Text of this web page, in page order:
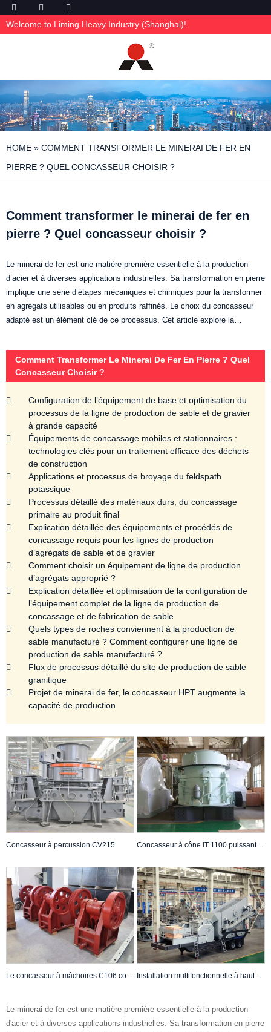
Welcome to Liming Heavy Industry (Shanghai)!
HOME » COMMENT TRANSFORMER LE MINERAI DE FER EN
PIERRE ? QUEL CONCASSEUR CHOISIR ?
Comment transformer le minerai de fer en
pierre ? Quel concasseur choisir ?
Le minerai de fer est une matière première essentielle à la production
d’acier et à diverses applications industrielles. Sa transformation en pierre
implique une série d’étapes mécaniques et chimiques pour la transformer
en agrégats utilisables ou en produits raffinés. Le choix du concasseur
adapté est un élément clé de ce processus. Cet article explore la…
Comment Transformer Le Minerai De Fer En Pierre ? Quel
Concasseur Choisir ?
Configuration de l’équipement de base et optimisation du
processus de la ligne de production de sable et de gravier
à grande capacité
Équipements de concassage mobiles et stationnaires :
technologies clés pour un traitement efficace des déchets
de construction
Applications et processus de broyage du feldspath
potassique
Processus détaillé des matériaux durs, du concassage
primaire au produit final
Explication détaillée des équipements et procédés de
concassage requis pour les lignes de production
d’agrégats de sable et de gravier
Comment choisir un équipement de ligne de production
d’agrégats approprié ?
Explication détaillée et optimisation de la configuration de
l’équipement complet de la ligne de production de
concassage et de fabrication de sable
Quels types de roches conviennent à la production de
sable manufacturé ? Comment configurer une ligne de
production de sable manufacturé ?
Flux de processus détaillé du site de production de sable
granitique
Projet de minerai de fer, le concasseur HPT augmente la
capacité de production
Concasseur à percussion CV215 Concasseur à cône lT 1100 puissant et compact
Installation multifonctionnelle à haute efficacité de concassage à cône QH332
Le minerai de fer est une matière première essentielle à la production
d'acier et à diverses applications industrielles. Sa transformation en pierre